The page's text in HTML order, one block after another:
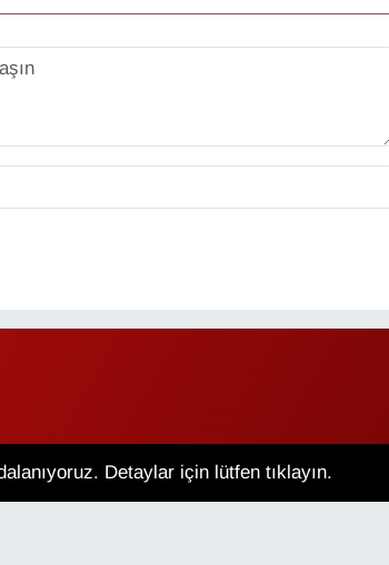
Detaylar için lütfen tıklayın.